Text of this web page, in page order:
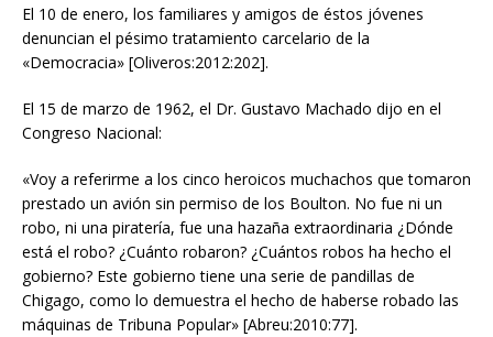
El 10 de enero, los familiares y amigos de éstos jóvenes
denuncian el pésimo tratamiento carcelario de la
«Democracia» [Oliveros:2012:202].
El 15 de marzo de 1962, el Dr. Gustavo Machado dijo en el
Congreso Nacional:
«Voy a referirme a los cinco heroicos muchachos que tomaron
prestado un avión sin permiso de los Boulton. No fue ni un
robo, ni una piratería, fue una hazaña extraordinaria ¿Dónde
está el robo? ¿Cuánto robaron? ¿Cuántos robos ha hecho el
gobierno? Este gobierno tiene una serie de pandillas de
Chigago, como lo demuestra el hecho de haberse robado las
máquinas de Tribuna Popular» [Abreu:2010:77].